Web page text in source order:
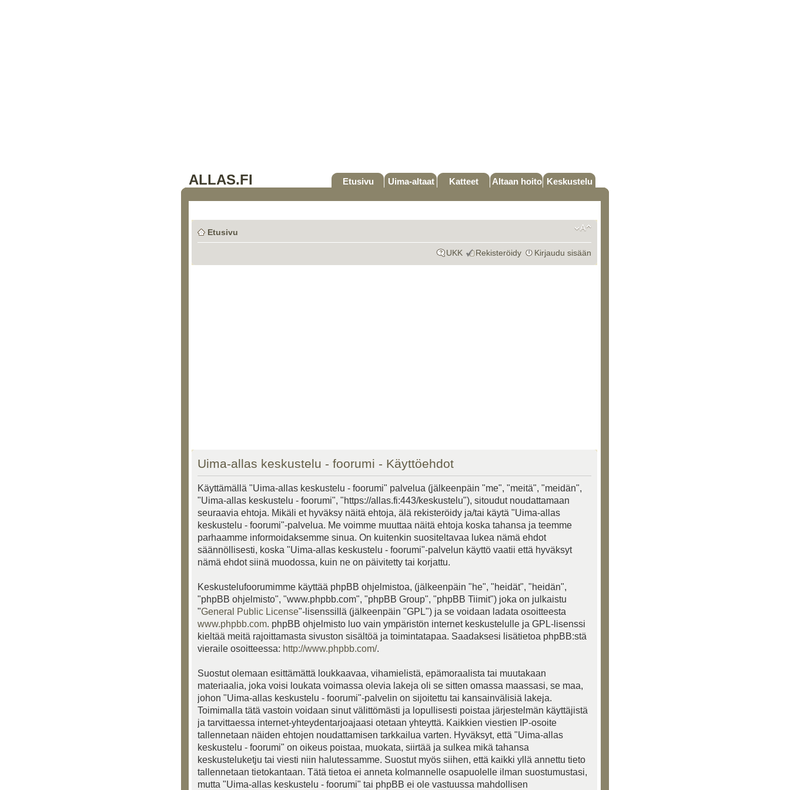
ALLAS.FI Etusivu Uima-altaat Katteet Altaan hoito Keskustelu
Etusivu
UKK Rekisteröidy Kirjaudu sisään
Uima-allas keskustelu - foorumi - Käyttöehdot
Käyttämällä "Uima-allas keskustelu - foorumi" palvelua (jälkeenpäin "me", "meitä", "meidän",
"Uima-allas keskustelu - foorumi", "https://allas.fi:443/keskustelu"), sitoudut noudattamaan
seuraavia ehtoja. Mikäli et hyväksy näitä ehtoja, älä rekisteröidy ja/tai käytä "Uima-allas
keskustelu - foorumi"-palvelua. Me voimme muuttaa näitä ehtoja koska tahansa ja teemme
parhaamme informoidaksemme sinua. On kuitenkin suositeltavaa lukea nämä ehdot
säännöllisesti, koska "Uima-allas keskustelu - foorumi"-palvelun käyttö vaatii että hyväksyt
nämä ehdot siinä muodossa, kuin ne on päivitetty tai korjattu.
Keskustelufoorumimme käyttää phpBB ohjelmistoa, (jälkeenpäin "he", "heidät", "heidän",
"phpBB ohjelmisto", "www.phpbb.com", "phpBB Group", "phpBB Tiimit") joka on julkaistu
"General Public License"-lisenssillä (jälkeenpäin "GPL") ja se voidaan ladata osoitteesta
www.phpbb.com. phpBB ohjelmisto luo vain ympäristön internet keskustelulle ja GPL-lisenssi
kieltää meitä rajoittamasta sivuston sisältöä ja toimintatapaa. Saadaksesi lisätietoa phpBB:stä
vieraile osoitteessa: http://www.phpbb.com/.
Suostut olemaan esittämättä loukkaavaa, vihamielistä, epämoraalista tai muutakaan
materiaalia, joka voisi loukata voimassa olevia lakeja oli se sitten omassa maassasi, se maa,
johon "Uima-allas keskustelu - foorumi"-palvelin on sijoitettu tai kansainvälisiä lakeja.
Toimimalla tätä vastoin voidaan sinut välittömästi ja lopullisesti poistaa järjestelmän käyttäjistä
ja tarvittaessa internet-yhteydentarjoajaasi otetaan yhteyttä. Kaikkien viestien IP-osoite
tallennetaan näiden ehtojen noudattamisen tarkkailua varten. Hyväksyt, että "Uima-allas
keskustelu - foorumi" on oikeus poistaa, muokata, siirtää ja sulkea mikä tahansa
keskusteluketju tai viesti niin halutessamme. Suostut myös siihen, että kaikki yllä annettu tieto
tallennetaan tietokantaan. Tätä tietoa ei anneta kolmannelle osapuolelle ilman suostumustasi,
mutta "Uima-allas keskustelu - foorumi" tai phpBB ei ole vastuussa mahdollisen